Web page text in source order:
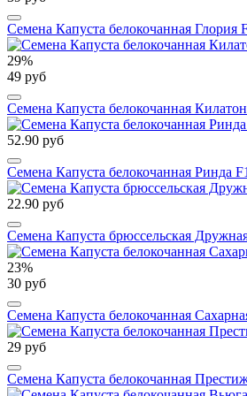
Семена Капуста белокочанная Глория
29%
49 руб
Семена Капуста белокочанная
52.90 руб
Семена Капуста белокочанная Ринда F1
22.90 руб
Семена Капуста брюссельская
23%
30 руб
Семена Капуста белокочанная
29 руб
Семена Капуста белокочанная